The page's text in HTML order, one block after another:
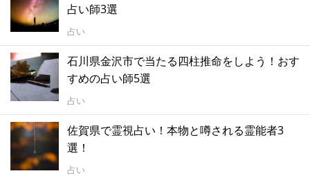
占い師3選
占い
石川県金沢市で当たる四柱推命をしよう！おす
すめの占い師5選
占い
佐賀県で霊視占い！本物と噂される霊能者3
選！
占い